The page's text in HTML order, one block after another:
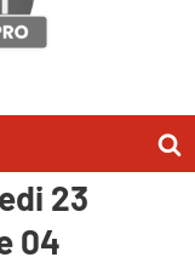
Forts
23
04